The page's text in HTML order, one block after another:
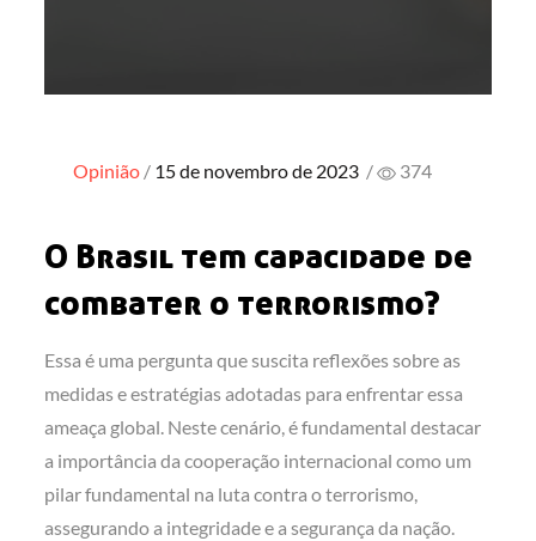
Opinião Posted
15 de novembro de 2023 / 374
O Brasil tem capacidade de
combater o terrorismo?
Essa é uma pergunta que suscita reflexões sobre as
medidas e estratégias adotadas para enfrentar essa
ameaça global. Neste cenário, é fundamental destacar
a importância da cooperação internacional como um
pilar fundamental na luta contra o terrorismo,
assegurando a integridade e a segurança da nação.